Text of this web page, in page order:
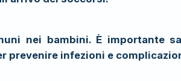
nei bambini. È importante
prevenire infezioni e